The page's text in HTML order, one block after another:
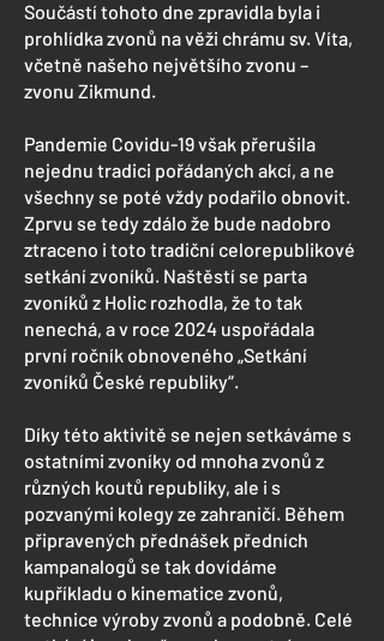
Součástí tohoto dne zpravidla byla i
prohlídka zvonů na věži chrámu sv. Víta,
včetně našeho největšího zvonu –
zvonu Zikmund.
Pandemie Covidu-19 však přerušila
nejednu tradici pořádaných akcí, a ne
všechny se poté vždy podařilo obnovit.
Zprvu se tedy zdálo že bude nadobro
ztraceno i toto tradiční celorepublikové
setkání zvoníků. Naštěstí se parta
zvoníků z Holic rozhodla, že to tak
nenechá, a v roce 2024 uspořádala
první ročník obnoveného „Setkání
zvoníků České republiky“.
Díky této aktivitě se nejen setkáváme s
ostatními zvoníky od mnoha zvonů z
různých koutů republiky, ale i s
pozvanými kolegy ze zahraničí. Během
připravených přednášek předních
kampanalogů se tak dovídáme
kupříkladu o kinematice zvonů,
technice výroby zvonů a podobně. Celé